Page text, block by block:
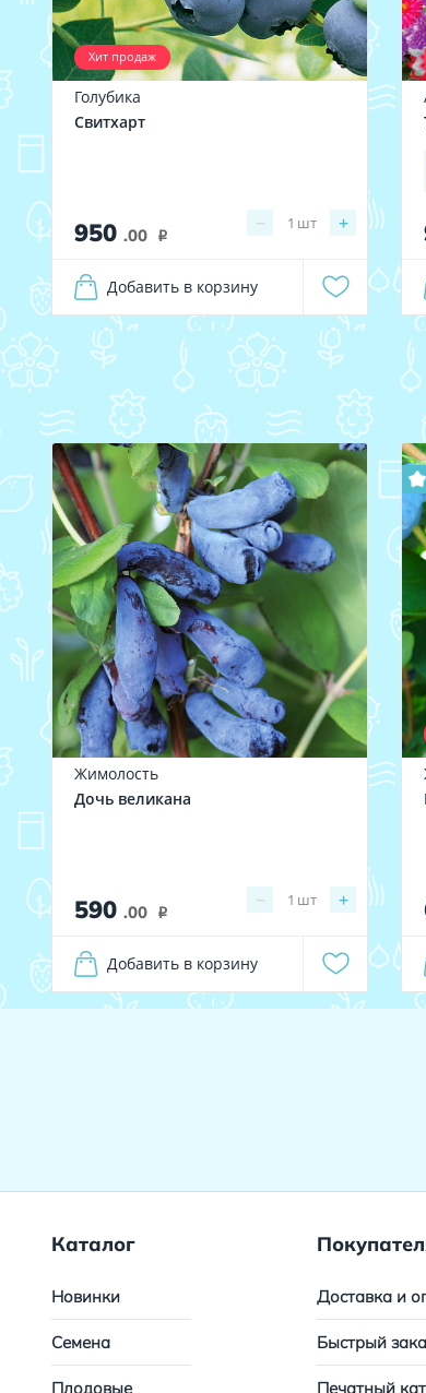
Хит продаж
Голубика
Свитхарт
950 .00 i
− +
1 шт
Добавить в корзину
Жимолость
Дочь великана
590 .00 i
− +
1 шт
Добавить в корзину
Каталог
Новинки
Семена
Плодовые
Доставка и
Быстрый
Печатный